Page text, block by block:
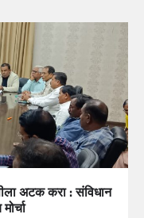
अटक करा : संविधान